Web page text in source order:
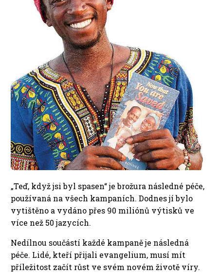
„Teď, když jsi byl spasen“ je brožura následné péče,
používaná na všech kampaních. Dodnes jí bylo
vytištěno a vydáno přes 90 miliónů výtisků ve
více než 50 jazycích.
Nedílnou součástí každé kampaně je následná
péče. Lidé, kteří přijali evangelium, musí mít
příležitost začít růst ve svém novém životě víry.